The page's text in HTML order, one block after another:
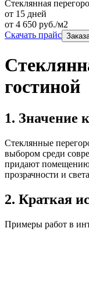
Стеклянная
от 15 дней
от 4 650 руб./м2
Скачать прайс
гостиной
1. Значение
Стеклянные
выбором среди
придают помещению
прозрачности и
2. Краткая
Примеры работ в